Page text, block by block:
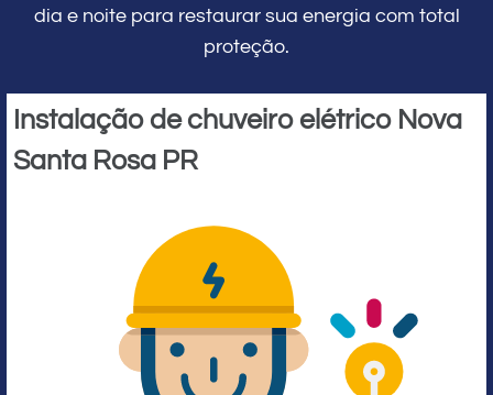
dia e noite para restaurar sua energia com total
proteção.
Instalação de chuveiro elétrico Nova
Santa Rosa PR